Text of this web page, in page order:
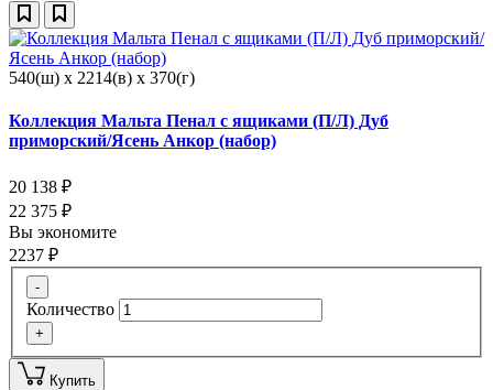
540(ш) x 2214(в) x 370(г)
Коллекция Мальта Пенал с ящиками (П/Л) Дуб
приморский/Ясень Анкор (набор)
20 138 ₽
22 375 ₽
Вы экономите
2237 ₽
-
Количество
+
Купить